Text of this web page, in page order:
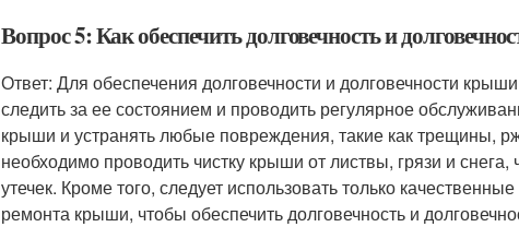
Вопрос 5: Как обеспечить долговечность и
Ответ: Для обеспечения долговечности и долговечности
следить за ее состоянием и проводить регулярное
крыши и устранять любые повреждения, такие как трещины,
необходимо проводить чистку крыши от листвы, грязи и
утечек. Кроме того, следует использовать только
ремонта крыши, чтобы обеспечить долговечность и